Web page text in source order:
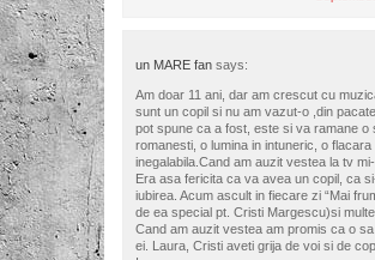
un MARE fan says:
Am doar 11 ani, dar am crescut cu
sunt un copil si nu am vazut-o ,din
pot spune ca a fost, este si va ramane o
romanesti, o lumina in intuneric, o
inegalabila.Cand am auzit vestea la tv
Era asa fericita ca va avea un copil, ca
iubirea. Acum ascult in fiecare zi “Mai
de ea special pt. Cristi Margescu)si
Cand am auzit vestea am promis ca o
ei. Laura, Cristi aveti grija de voi si de